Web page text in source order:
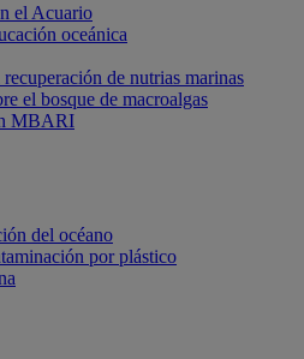
el Acuario
oceánica
de nutrias marinas
el bosque de macroalgas
MBARI
del océano
por plástico